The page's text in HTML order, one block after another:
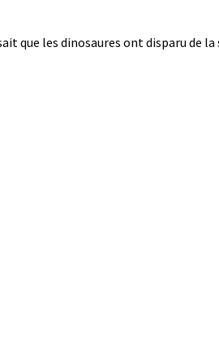
que les dinosaures ont disparu de